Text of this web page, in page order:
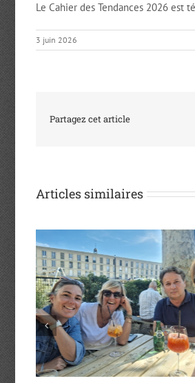
Le Cahier des Tendances 2026 est
3 juin 2026
Partagez cet article
Articles similaires